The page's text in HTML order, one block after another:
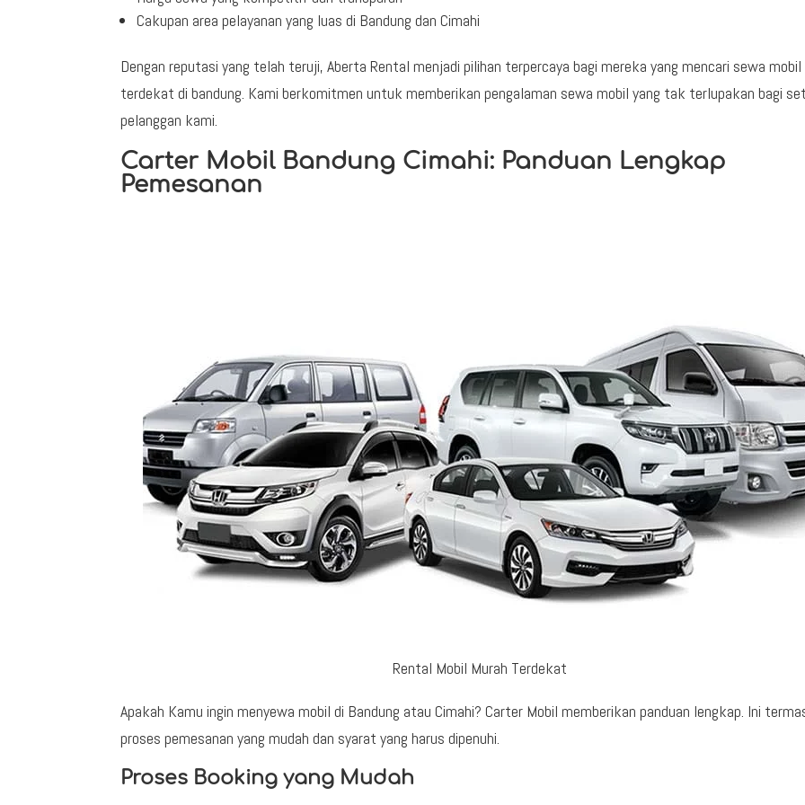
Cakupan area pelayanan yang luas di Bandung dan Cimahi
Dengan reputasi yang telah teruji, Aberta Rental menjadi pilihan terpercaya bagi mereka yang mencari sewa mobil
terdekat di bandung. Kami berkomitmen untuk memberikan pengalaman sewa mobil yang tak terlupakan bagi
pelanggan kami.
Carter Mobil Bandung Cimahi: Panduan Lengkap
Pemesanan
Rental Mobil Murah Terdekat
Apakah Kamu ingin menyewa mobil di Bandung atau Cimahi? Carter Mobil memberikan panduan lengkap. Ini
proses pemesanan yang mudah dan syarat yang harus dipenuhi.
Proses Booking yang Mudah